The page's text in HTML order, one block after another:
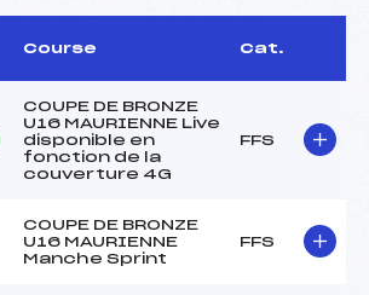
Course Cat.
COUPE DE BRONZE
U16 MAURIENNE Live
disponible en
fonction de la
couverture 4G
FFS
COUPE DE BRONZE
U16 MAURIENNE
Manche Sprint
FFS